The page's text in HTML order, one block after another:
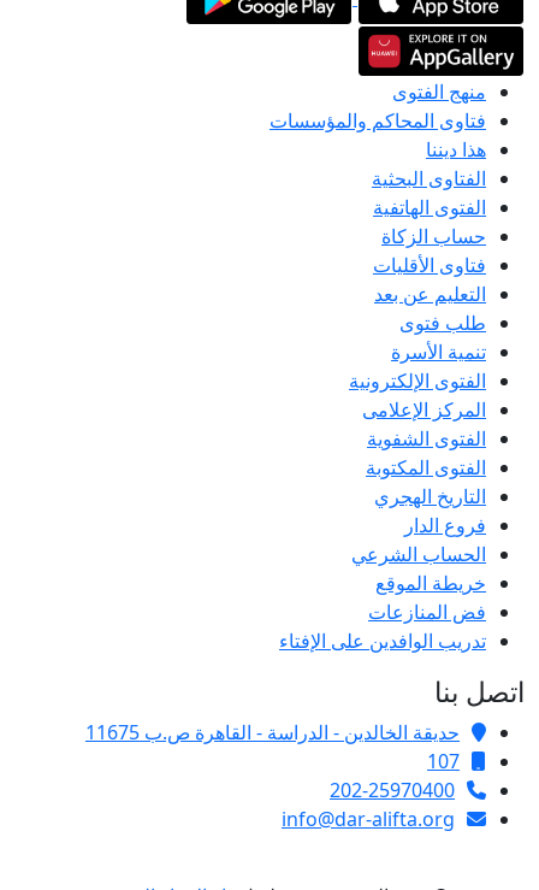
منهج الفتوى
فتاوى المحاكم والمؤسسات
هذا ديننا
الفتاوى البحثية
الفتوى الهاتفية
حساب الزكاة
فتاوى الأقليات
التعليم عن بعد
طلب فتوى
تنمية الأسرة
الفتوى الإلكترونية
المركز الإعلامى
الفتوى الشفوية
الفتوى المكتوبة
التاريخ الهجري
فروع الدار
الحساب الشرعي
خريطة الموقع
فض المنازعات
تدريب الوافدين على الإفتاء
اتصل بنا
حديقة الخالدين - الدراسة - القاهرة ص.ب 11675
107
202-25970400
info@dar-alifta.org